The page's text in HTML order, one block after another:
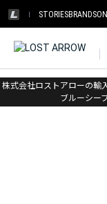
STORIESBRANDS
株式会社ロストアローの輸
ブルーシー
ホーム > スカルパ > ア